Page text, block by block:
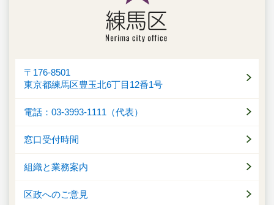
〒176-8501
東京都練馬区豊玉北6丁目12番1号
電話：03-3993-1111（代表）
窓口受付時間
組織と業務案内
区政へのご意見